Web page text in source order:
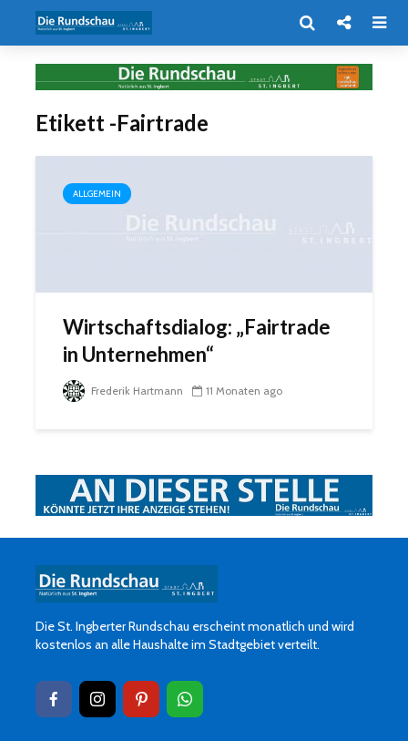
Etikett -Fairtrade
ALLGEMEIN
Wirtschaftsdialog: „Fairtrade
in Unternehmen“
Frederik Hartmann 11 Monaten ago
Die St. Ingberter Rundschau erscheint monatlich und wird
kostenlos an alle Haushalte im Stadtgebiet verteilt.